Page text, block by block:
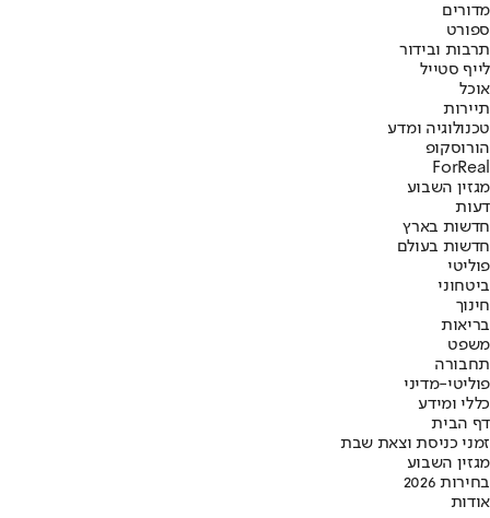
מדורים
ספורט
תרבות ובידור
לייף סטייל
אוכל
תיירות
טכנולוגיה ומדע
הורוסקופ
ForReal
מגזין השבוע
דעות
חדשות בארץ
חדשות בעולם
פוליטי
ביטחוני
חינוך
בריאות
משפט
תחבורה
פוליטי-מדיני
כללי ומידע
דף הבית
זמני כניסת וצאת שבת
מגזין השבוע
בחירות 2026
אודות